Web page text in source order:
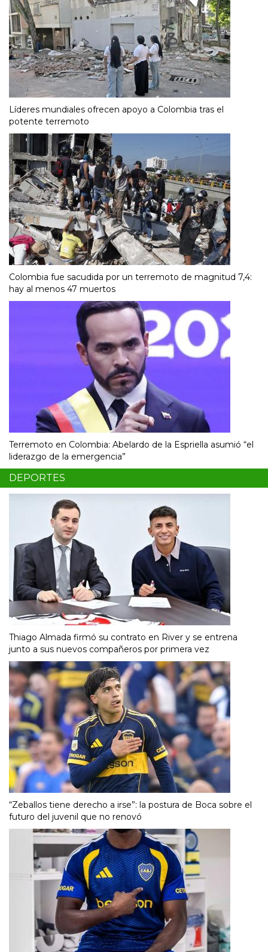
Líderes mundiales ofrecen apoyo a Colombia tras el
potente terremoto
Colombia fue sacudida por un terremoto de magnitud 7,4:
hay al menos 47 muertos
Terremoto en Colombia: Abelardo de la Espriella asumió “el
liderazgo de la emergencia”
DEPORTES
Thiago Almada firmó su contrato en River y se entrena
junto a sus nuevos compañeros por primera vez
“Zeballos tiene derecho a irse”: la postura de Boca sobre el
futuro del juvenil que no renovó